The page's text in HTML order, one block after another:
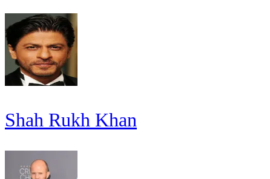
Shah Rukh Khan